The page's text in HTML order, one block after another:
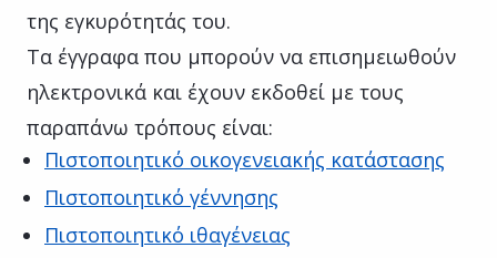
της εγκυρότητάς του.
Τα έγγραφα που μπορούν να επισημειωθούν
ηλεκτρονικά και έχουν εκδοθεί με τους
παραπάνω τρόπους είναι:
Πιστοποιητικό οικογενειακής κατάστασης
Πιστοποιητικό γέννησης
Πιστοποιητικό ιθαγένειας